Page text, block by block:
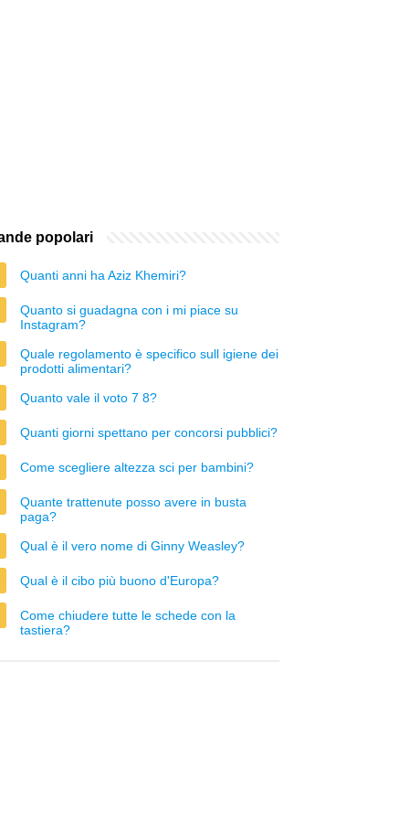
popolari
Quanti anni ha Aziz Khemiri?
Quanto si guadagna con i mi piace su
Instagram?
Quale regolamento è specifico sull igiene dei
prodotti alimentari?
Quanto vale il voto 7 8?
Quanti giorni spettano per concorsi pubblici?
Come scegliere altezza sci per bambini?
Quante trattenute posso avere in busta
paga?
Qual è il vero nome di Ginny Weasley?
Qual è il cibo più buono d'Europa?
Come chiudere tutte le schede con la
tastiera?